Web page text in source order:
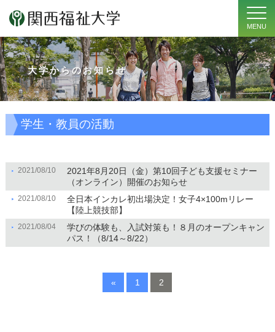
MENU
大学からのお知らせ
学生・教員の活動
2021/08/10
2021年8月20日（金）第10回子ども支援セミナー
（オンライン）開催のお知らせ
2021/08/10
全日本インカレ初出場決定！女子4×100mリレー
【陸上競技部】
2021/08/04
学びの体験も、入試対策も！８月のオープンキャン
パス！（8/14～8/22）
« 1 2